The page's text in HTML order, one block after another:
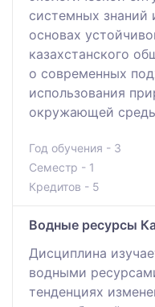
системных знаний
основах
казахстанского
о современных
использования
окружающей
Год обучения - 3
Семестр - 1
Кредитов - 5
Водные ресурсы
Дисциплина
водными
тенденциях